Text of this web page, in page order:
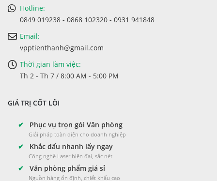
Hotline:
0849 019238 - 0868 102320 - 0931 941848
Email:
vpptienthanh@gmail.com
Thời gian làm việc:
Th 2 - Th 7 / 8:00 AM - 5:00 PM
GIÁ TRỊ CỐT LÕI
✔ Phục vụ trọn gói Văn phòng
Giải pháp toàn diện cho doanh nghiệp
✔ Khắc dấu nhanh lấy ngay
Công nghệ Laser hiện đại, sắc nét
✔ Văn phòng phẩm giá sỉ
Nguồn hàng ổn định, chiết khấu cao